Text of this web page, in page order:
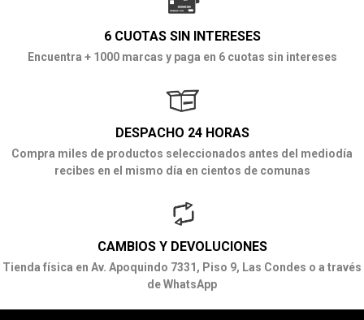
6 CUOTAS SIN INTERESES
Encuentra + 1000 marcas y paga en 6 cuotas sin intereses
DESPACHO 24 HORAS
Compra miles de productos seleccionados antes del mediodía
recibes en el mismo día en cientos de comunas
CAMBIOS Y DEVOLUCIONES
Tienda física en Av. Apoquindo 7331, Piso 9, Las Condes o a través
de WhatsApp